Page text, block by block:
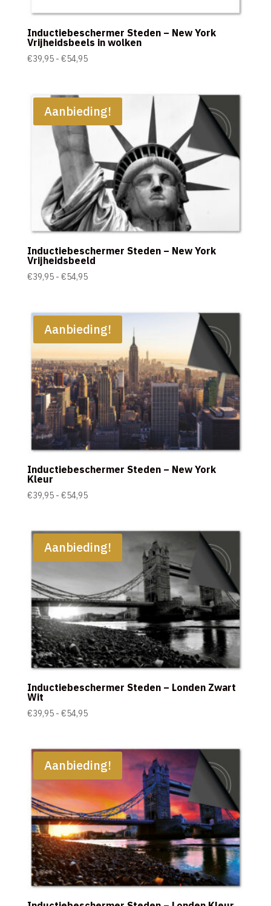
Inductiebeschermer Steden – New York
Vrijheidsbeels in wolken
€39,95 - €54,95Prijsklasse:
€54,95
Aanbieding!
Inductiebeschermer Steden – New York
Vrijheidsbeeld
€39,95 - €54,95Prijsklasse:
€54,95
Aanbieding!
Inductiebeschermer Steden – New York
Kleur
€39,95 - €54,95Prijsklasse:
€54,95
Aanbieding!
Inductiebeschermer Steden – Londen Zwart
Wit
€39,95 - €54,95Prijsklasse:
€54,95
Aanbieding!